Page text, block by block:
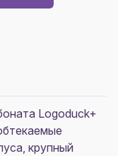
Logoduck+
крупный